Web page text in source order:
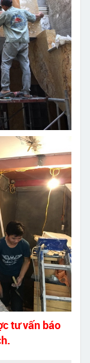
tư vấn báo